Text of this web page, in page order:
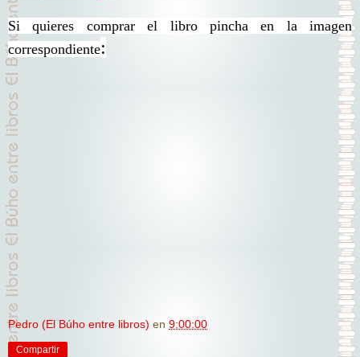
Si quieres comprar el libro pincha en la imagen
correspondiente:
Pedro (El Búho entre libros) en 9:00:00
Compartir